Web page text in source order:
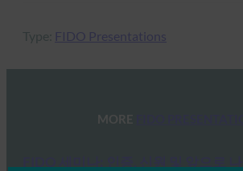
Type: FIDO Presentations
MORE